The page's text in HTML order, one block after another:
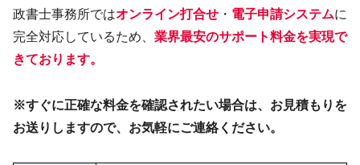
政書士事務所ではオンライン打合せ ・ 電子申請システムに
完全対応しているため、 業界最安のサポート料金を実現で
きております。
※すぐに正確な料金を確認されたい場合は、お見積もりを
お送りしますので、お気軽にご連絡ください。